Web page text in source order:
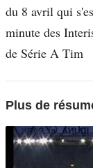
du 8 avril qui
minute des
de Série A Tim
Plus de